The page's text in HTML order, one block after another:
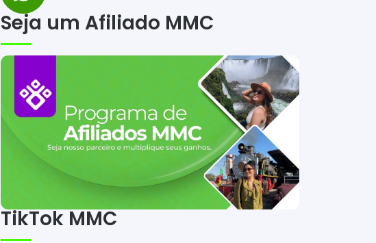
Seja um Afiliado MMC
TikTok MMC